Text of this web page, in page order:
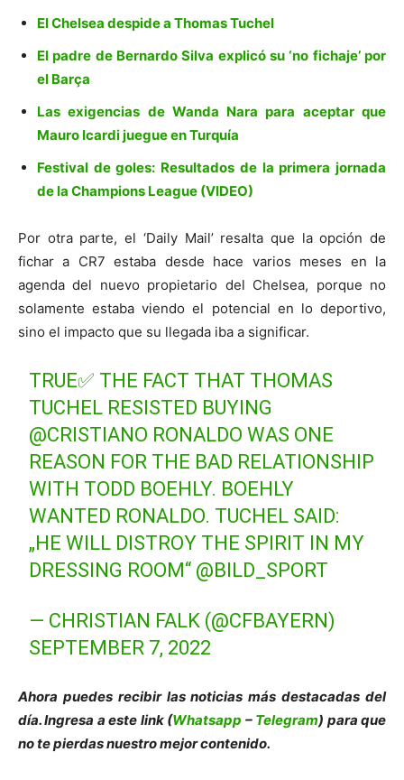
El Chelsea despide a Thomas Tuchel
El padre de Bernardo Silva explicó su ‘no fichaje’ por
el Barça
Las exigencias de Wanda Nara para aceptar que
Mauro Icardi juegue en Turquía
Festival de goles: Resultados de la primera jornada
de la Champions League (VIDEO)
Por otra parte, el ‘Daily Mail’ resalta que la opción de
fichar a CR7 estaba desde hace varios meses en la
agenda del nuevo propietario del Chelsea, porque no
solamente estaba viendo el potencial en lo deportivo,
sino el impacto que su llegada iba a significar.
TRUE✅ THE FACT THAT THOMAS
TUCHEL RESISTED BUYING
@CRISTIANO RONALDO WAS ONE
REASON FOR THE BAD RELATIONSHIP
WITH TODD BOEHLY. BOEHLY
WANTED RONALDO. TUCHEL SAID:
„HE WILL DISTROY THE SPIRIT IN MY
DRESSING ROOM“ @BILD_SPORT
— CHRISTIAN FALK (@CFBAYERN)
SEPTEMBER 7, 2022
Ahora puedes recibir las noticias más destacadas del
día. Ingresa a este link (Whatsapp – Telegram) para que
no te pierdas nuestro mejor contenido.